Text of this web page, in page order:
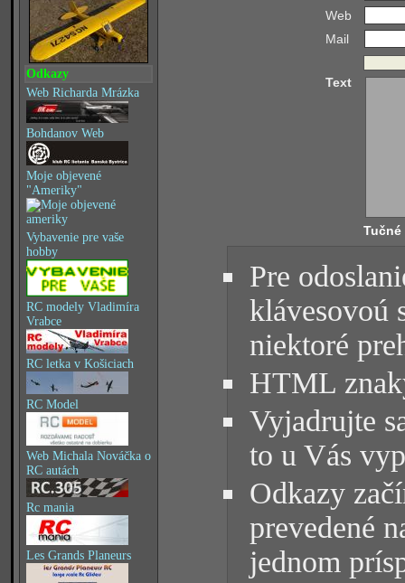
Odkazy
Web Richarda Mrázka
Bohdanov Web
Moje objevené
"Ameriky"
Vybavenie pre vaše
hobby
RC modely Vladimíra
Vrabce
RC letka v Košiciach
RC Model
Web Michala Nováčka o
RC autách
Rc mania
Les Grands Planeurs
Web
Mail
Text
Tučné
Pre
klávesovoú
niektoré
HTML
Vyjadrujte
to u Vás
Odkazy
prevedené
jednom